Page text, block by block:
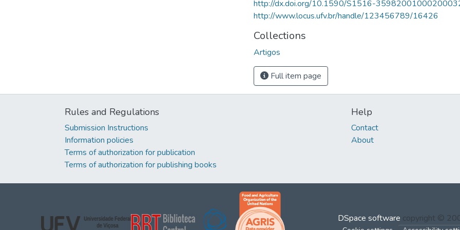
http://dx.doi.org/10.1590/S1516-
http://www.locus.ufv.br/handle/123456789/16426
Collections
Artigos
Full item page
Rules and Regulations
Submission Instructions
Information policies
Terms of authorization for publication
Terms of authorization for publishing books
Help
Contact
About
DSpace software copyright ©